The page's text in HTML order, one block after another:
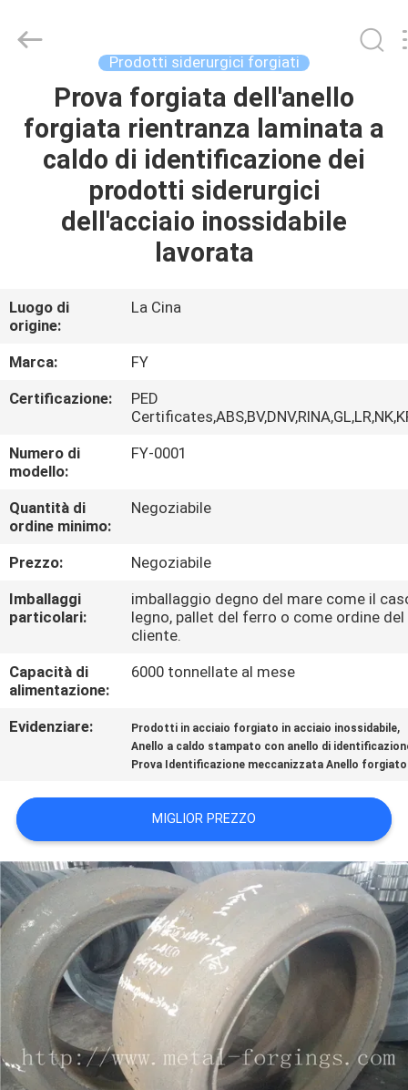
CASA
PRODOTTI
VIDEO
NOI
GIRO
DELLA
CONTROLLO
DI
CONTATTICI
NOTIZIE
RICHIEDA
MAPPA
DEL
SITO
PRIVACY
POLICY
And
Flange
Prodotti siderurgici forgiati
Prova forgiata dell'anello
forgiata rientranza laminata a
caldo di identificazione dei
prodotti siderurgici
dell'acciaio inossidabile
lavorata
Luogo di
origine:
La Cina
Marca:
FY
Certificazione:
PED
Numero di
modello:
FY-0001
Quantità di
ordine minimo:
Negoziabile
Prezzo:
Negoziabile
Imballaggi
particolari:
imballaggio degno del mare come il
legno, pallet del ferro o come ordine del
cliente.
Capacità di
alimentazione:
6000 tonnellate al mese
Evidenziare: Prodotti in acciaio forgiato in acciaio inossidabile,
Anello a caldo stampato con anello di
Prova Identificazione meccanizzata Anello forgiato
MIGLIOR PREZZO